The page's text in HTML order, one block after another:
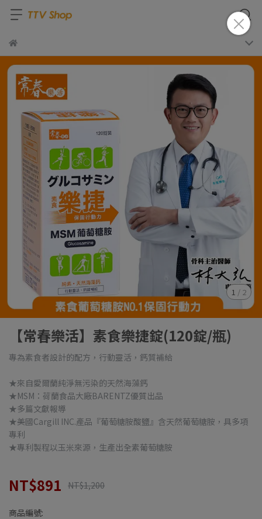
1 / 2
【常春樂活】素食樂捷錠(120錠/瓶)
專為素食者設計的配方，行動靈活，鈣質補給
★來自愛爾蘭純淨無污染的天然海藻鈣
★MSM：荷蘭食品大廠BARENTZ優質出品
★多篇文獻報導
★美國Cargill INC.產品『葡萄糖胺酸鹽』含天然葡萄糖胺，具多項
專利
★專利製程以玉米來源，生產出全素葡萄糖胺
NT$891 NT$1,200
商品編號: